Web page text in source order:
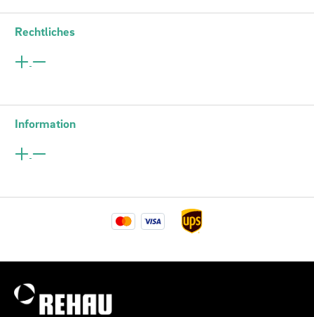
Rechtliches
Information